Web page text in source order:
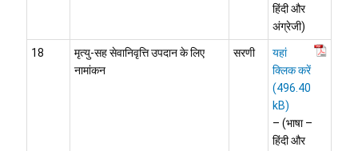
हिंदी और
अंग्रेजी)
18
मृत्यु-सह सेवानिवृत्ति उपदान के लिए
नामांकन
सरणी
यहां
क्लिक करें
– (भाषा –
हिंदी और